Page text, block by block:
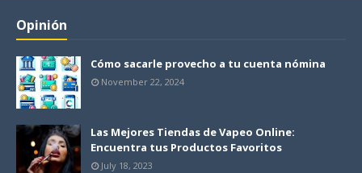
Opinión
Cómo sacarle provecho a tu cuenta nómina
November 22, 2024
Las Mejores Tiendas de Vapeo Online:
Encuentra tus Productos Favoritos
July 18, 2023